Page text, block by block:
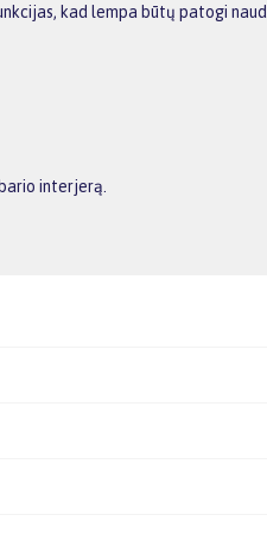
kad lempa būtų patogi
interjerą.